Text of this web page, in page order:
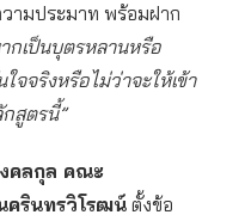
ามประมาท พร้อมฝาก
ากเป็นบุตรหลานหรือ
จริงหรือไม่ว่าจะให้เข้า
สูตรนี้”
คลกุล คณะ
ครินทรวิโรฒน์ ตั้งข้อ